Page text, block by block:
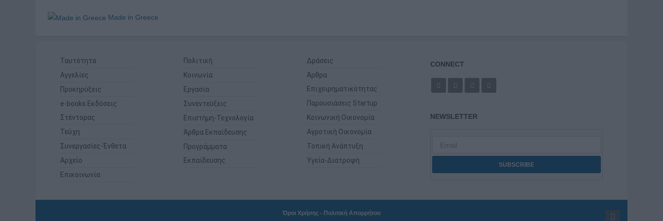
Made in Greece
Ταυτότητα
Αγγελίες
Προκηρύξεις
e-books Εκδόσεις
Στέντορας
Τεύχη
Συνεργασίες-Ένθετα
Αρχείο
Επικοινωνία
Πολιτική
Κοινωνία
Εργασία
Συνεντεύξεις
Επιστήμη-Τεχνολογία
Άρθρα Εκπαίδευσης
Προγράμματα
Εκπαίδευσης
Δράσεις
Άρθρα
Επιχειρηματικότητας
Παρουσιάσεις Startup
Κοινωνική Οικονομία
Αγροτική Οικονομία
Τοπική Ανάπτυξη
Υγεία-Διατροφή
CONNECT
NEWSLETTER
Όροι Χρήσης- Πολιτική Απορρήτου